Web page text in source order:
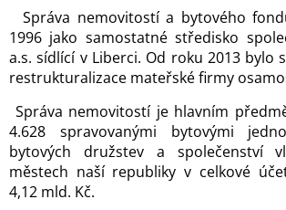
Správa nemovitostí a bytového
1996 jako samostatné středisko
a.s. sídlící v Liberci. Od roku 2013 bylo
restrukturalizace mateřské firmy
Správa nemovitostí je hlavním
4.628 spravovanými bytovými
bytových družstev a společenství
městech naší republiky v celkové
4,12 mld. Kč.